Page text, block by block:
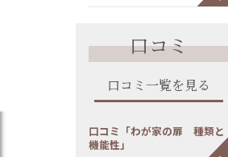
口コミ
口コミ一覧を見る
口コミ「わが家の扉 種類と
機能性」